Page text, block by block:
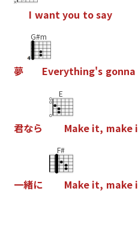
I wantyou tosay
夢
G#m
Everything's gonna
君なら
E
Make it, make i
一緒に
F#
Make it, make i